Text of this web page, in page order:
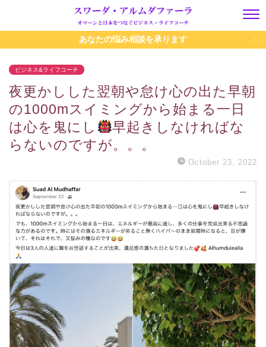
あなたの悩み相談を承ります
ビジネス&ライフコーチ
夜更かしした翌朝や怠け心の出た早朝
の1000mスイミングから始まる一日
は心を鬼にし
早起きしなければな
らないのですが。。。
October 23, 2022